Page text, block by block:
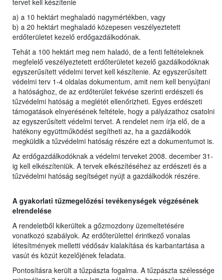
tervet kell készítenie
a) a 10 hektárt meghaladó nagymértékben, vagy
b) a 20 hektárt meghaladó közepesen veszélyeztetett
erdőterületet kezelő erdőgazdálkodónak.
Tehát a 100 hektárt meg nem haladó, de a fenti feltételeknek
megfelelő veszélyeztetett erdőterületet kezelő gazdálkodóknak
egyszerűsített védelmi tervet kell készítenie. Az egyszerűsített
védelmi terv 1-4 oldalas dokumentum, amit nem kell benyújtani
a hatósághoz, de az erdőterület fekvése szerinti erdészeti és
tűzvédelmi hatóság a meglétét ellenőrizheti. Egyes erdészeti
támogatások elnyerésének feltétele, hogy a pályázathoz csatolni
az egyszerűsített védelmi tervet. A rendelet nem írja elő, de a
hatékony együttműködést segítheti az, ha a gazdálkodók
megküldik a tűzvédelmi hatóság részére ezt a dokumentumot is.
Az erdőgazdálkodóknak a védelmi terveket 2008. december 31-
ig kell elkészíteniük. A tervek elkészítéséhez az erdészeti és a
tűzvédelmi hatóság segítséget nyújt a gazdálkodók részére.
A gyakorlati tűzmegelőzési tevékenységek végzésének
elrendelése
A rendeletből kikerültek a gőzmozdony üzemeltetésére
vonatkozó szabályok. Az erdőterülettel érintkező vonalas
létesítmények melletti védősáv kialakítása és karbantartása a
vasút és közút kezelőjének feladata.
Pontosításra került a tűzpászta fogalma. A tűzpászta szélessége